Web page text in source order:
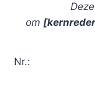
om
Nr.: